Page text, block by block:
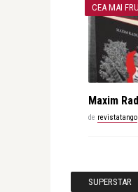
CEA MAI
Maxim
de revistatango
SUPERSTAR